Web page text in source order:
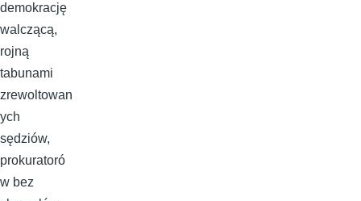
demokrację
walczącą,
rojną
tabunami
zrewoltowan
ych
sędziów,
prokuratoró
w bez